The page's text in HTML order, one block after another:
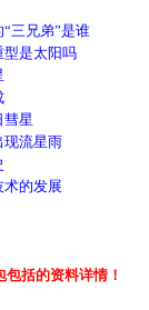
兄弟”是谁
是太阳吗
星
流星雨
的发展
括的资料详情！